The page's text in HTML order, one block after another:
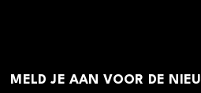
MELD JE AAN VOOR DE